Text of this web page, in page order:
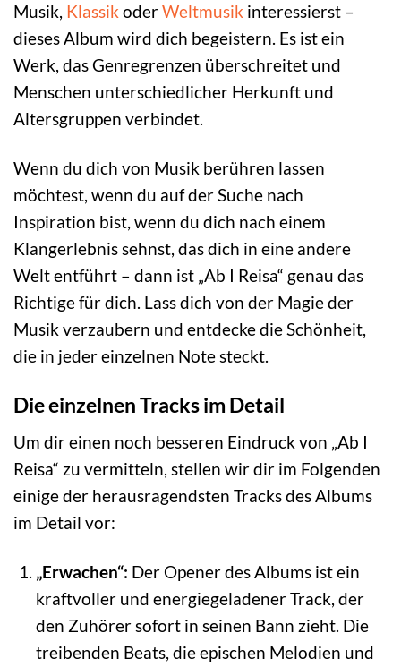
Musik, Klassik oderWeltmusik interessierst –
dieses Album wird dich begeistern. Es ist ein
Werk, das Genregrenzen überschreitet und
Menschen unterschiedlicher Herkunft und
Altersgruppen verbindet.
Wenn du dich von Musik berühren lassen
möchtest, wenn du auf der Suche nach
Inspiration bist, wenn du dich nach einem
Klangerlebnis sehnst, das dich in eine andere
Welt entführt – dann ist „Ab I Reisa“ genau das
Richtige für dich. Lass dich von der Magie der
Musik verzaubern und entdecke die Schönheit,
die in jeder einzelnen Note steckt.
Die einzelnen Tracks im Detail
Um dir einen noch besseren Eindruck von „Ab I
Reisa“ zu vermitteln, stellen wir dir im Folgenden
einige der herausragendsten Tracks des Albums
im Detail vor:
„Erwachen“: Der Opener des Albums ist ein
kraftvoller und energiegeladener Track, der
den Zuhörer sofort in seinen Bann zieht. Die
treibenden Beats, die epischen Melodien und